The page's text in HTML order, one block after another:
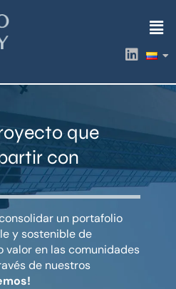
L
i
k
i
que
con
un portafolio
y sostenible de
valor en las comunidades
de nuestros